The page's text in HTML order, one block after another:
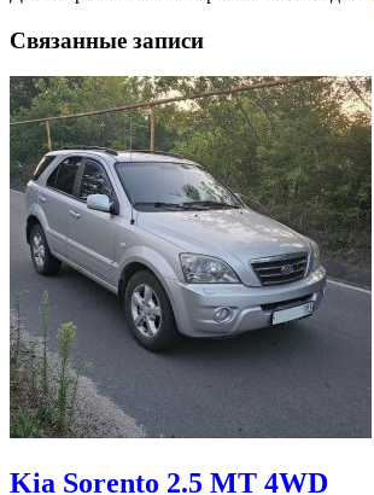
Связанные записи
Kia Sorento 2.5 MT 4WD